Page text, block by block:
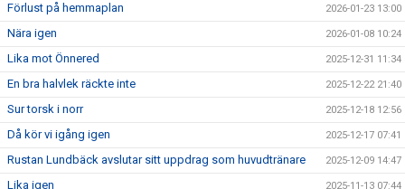
Förlust på hemmaplan 2026-01-23 13:00
Nära igen 2026-01-08 10:24
Lika mot Önnered 2025-12-31 11:34
En bra halvlek räckte inte 2025-12-22 21:40
Sur torsk i norr 2025-12-18 12:56
Då kör vi igång igen 2025-12-17 07:41
Rustan Lundbäck avslutar sitt uppdrag som huvudtränare 2025-12-09 14:47
Lika igen 2025-11-13 07:44